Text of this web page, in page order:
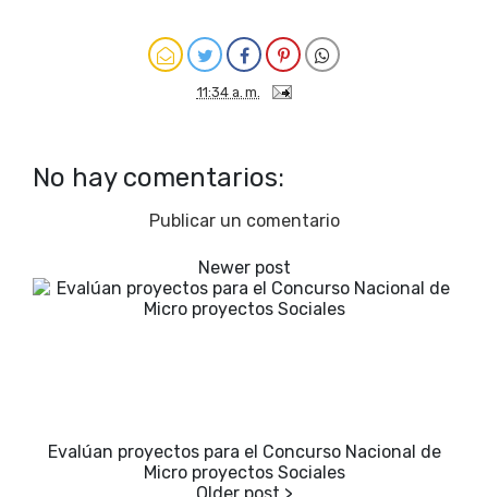
11:34 a. m.
No hay comentarios:
Publicar un comentario
Evalúan proyectos para el Concurso Nacional de
Micro proyectos Sociales